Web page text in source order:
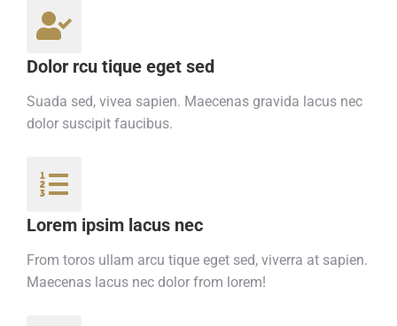
Dolor rcu tique eget sed
Suada sed, vivea sapien. Maecenas gravida lacus nec
dolor suscipit faucibus.
Lorem ipsim lacus nec
From toros ullam arcu tique eget sed, viverra at sapien.
Maecenas lacus nec dolor from lorem!